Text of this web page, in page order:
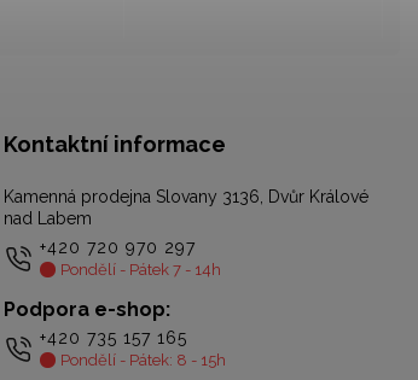
Kontaktní informace
Kamenná prodejna Slovany 3136, Dvůr Králové
nad Labem
+420 720 970 297
Pondělí - Pátek 7 - 14h
Podpora e-shop:
+420 735 157 165
Pondělí - Pátek: 8 - 15h